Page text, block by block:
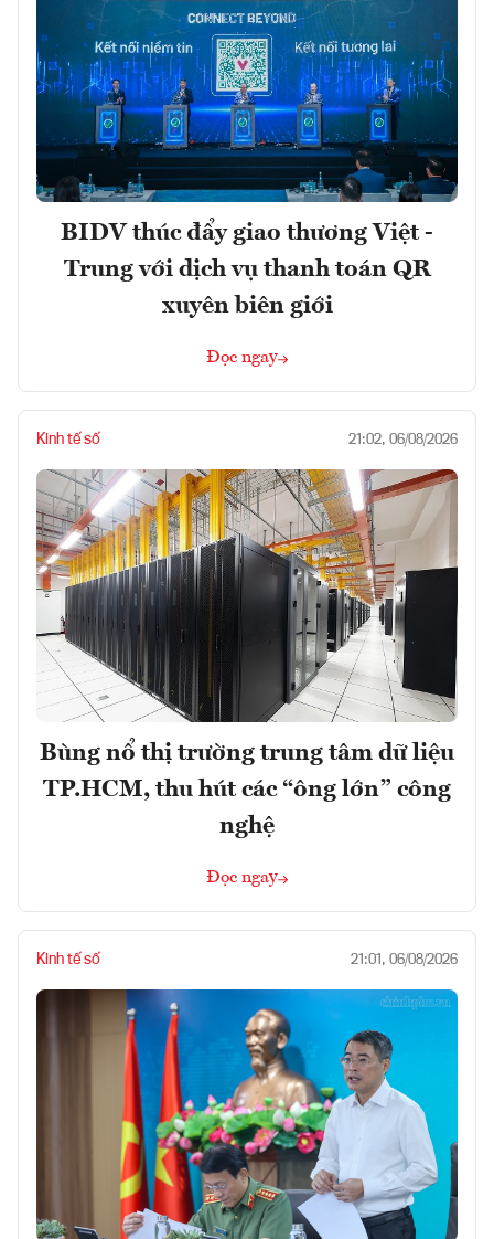
BIDV thúc đẩy giao thương Việt -
Trung với dịch vụ thanh toán QR
xuyên biên giới
Đọc ngay
Kinh tế số 21:02, 06/08/2026
Bùng nổ thị trường trung tâm dữ liệu
TP.HCM, thu hút các “ông lớn” công
nghệ
Đọc ngay
Kinh tế số 21:01, 06/08/2026